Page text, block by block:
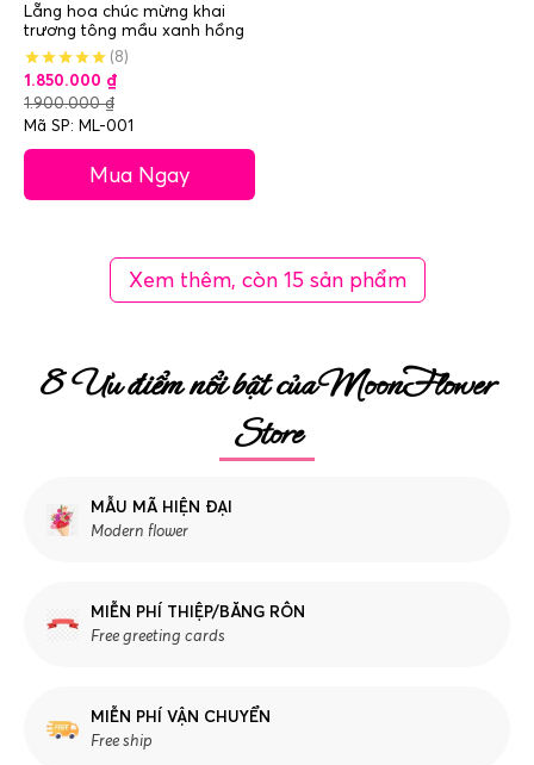
Lẵng hoa chúc mừng khai
trương tông mầu xanh hồng
(8)
1.850.000 ₫
1.900.000₫
Mã SP: ML-001
Mua Ngay
Xem thêm, còn 15 sản phẩm
8 Ưu điểm nổi bật của MoonFlower
Store
MẪU MÃ HIỆN ĐẠI
Modern flower
MIỄN PHÍ THIỆP/BĂNG RÔN
Free greeting cards
MIỄN PHÍ VẬN CHUYỂN
Free ship